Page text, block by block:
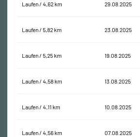
Laufen / 4,62 km 29.08.2025
Laufen / 5,82 km 23.08.2025
Laufen / 5,25 km 19.08.2025
Laufen / 4,58 km 13.08.2025
Laufen / 4,11 km 10.08.2025
Laufen / 4,56 km 07.08.2025